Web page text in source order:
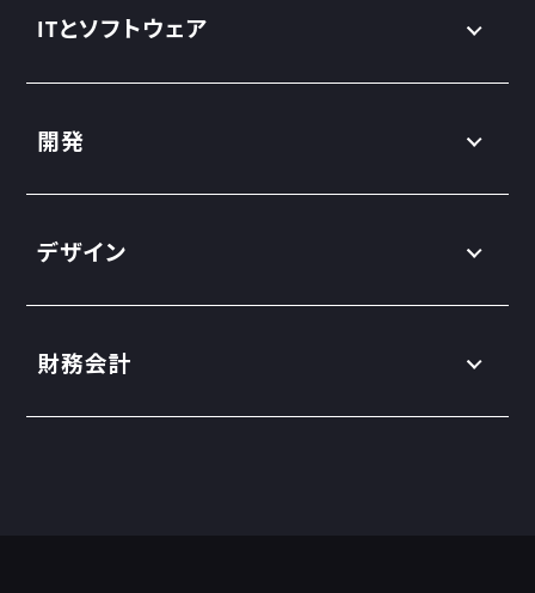
ITとソフトウェア
開発
デザイン
財務会計